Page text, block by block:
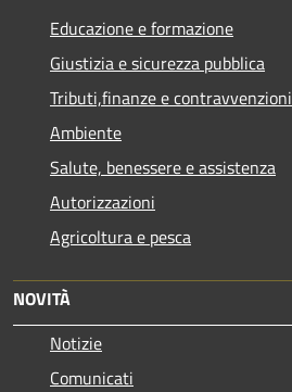
Educazione e formazione
Giustizia e sicurezza pubblica
Tributi,finanze e contravvenzioni
Ambiente
Salute, benessere e assistenza
Autorizzazioni
Agricoltura e pesca
NOVITÀ
Notizie
Comunicati